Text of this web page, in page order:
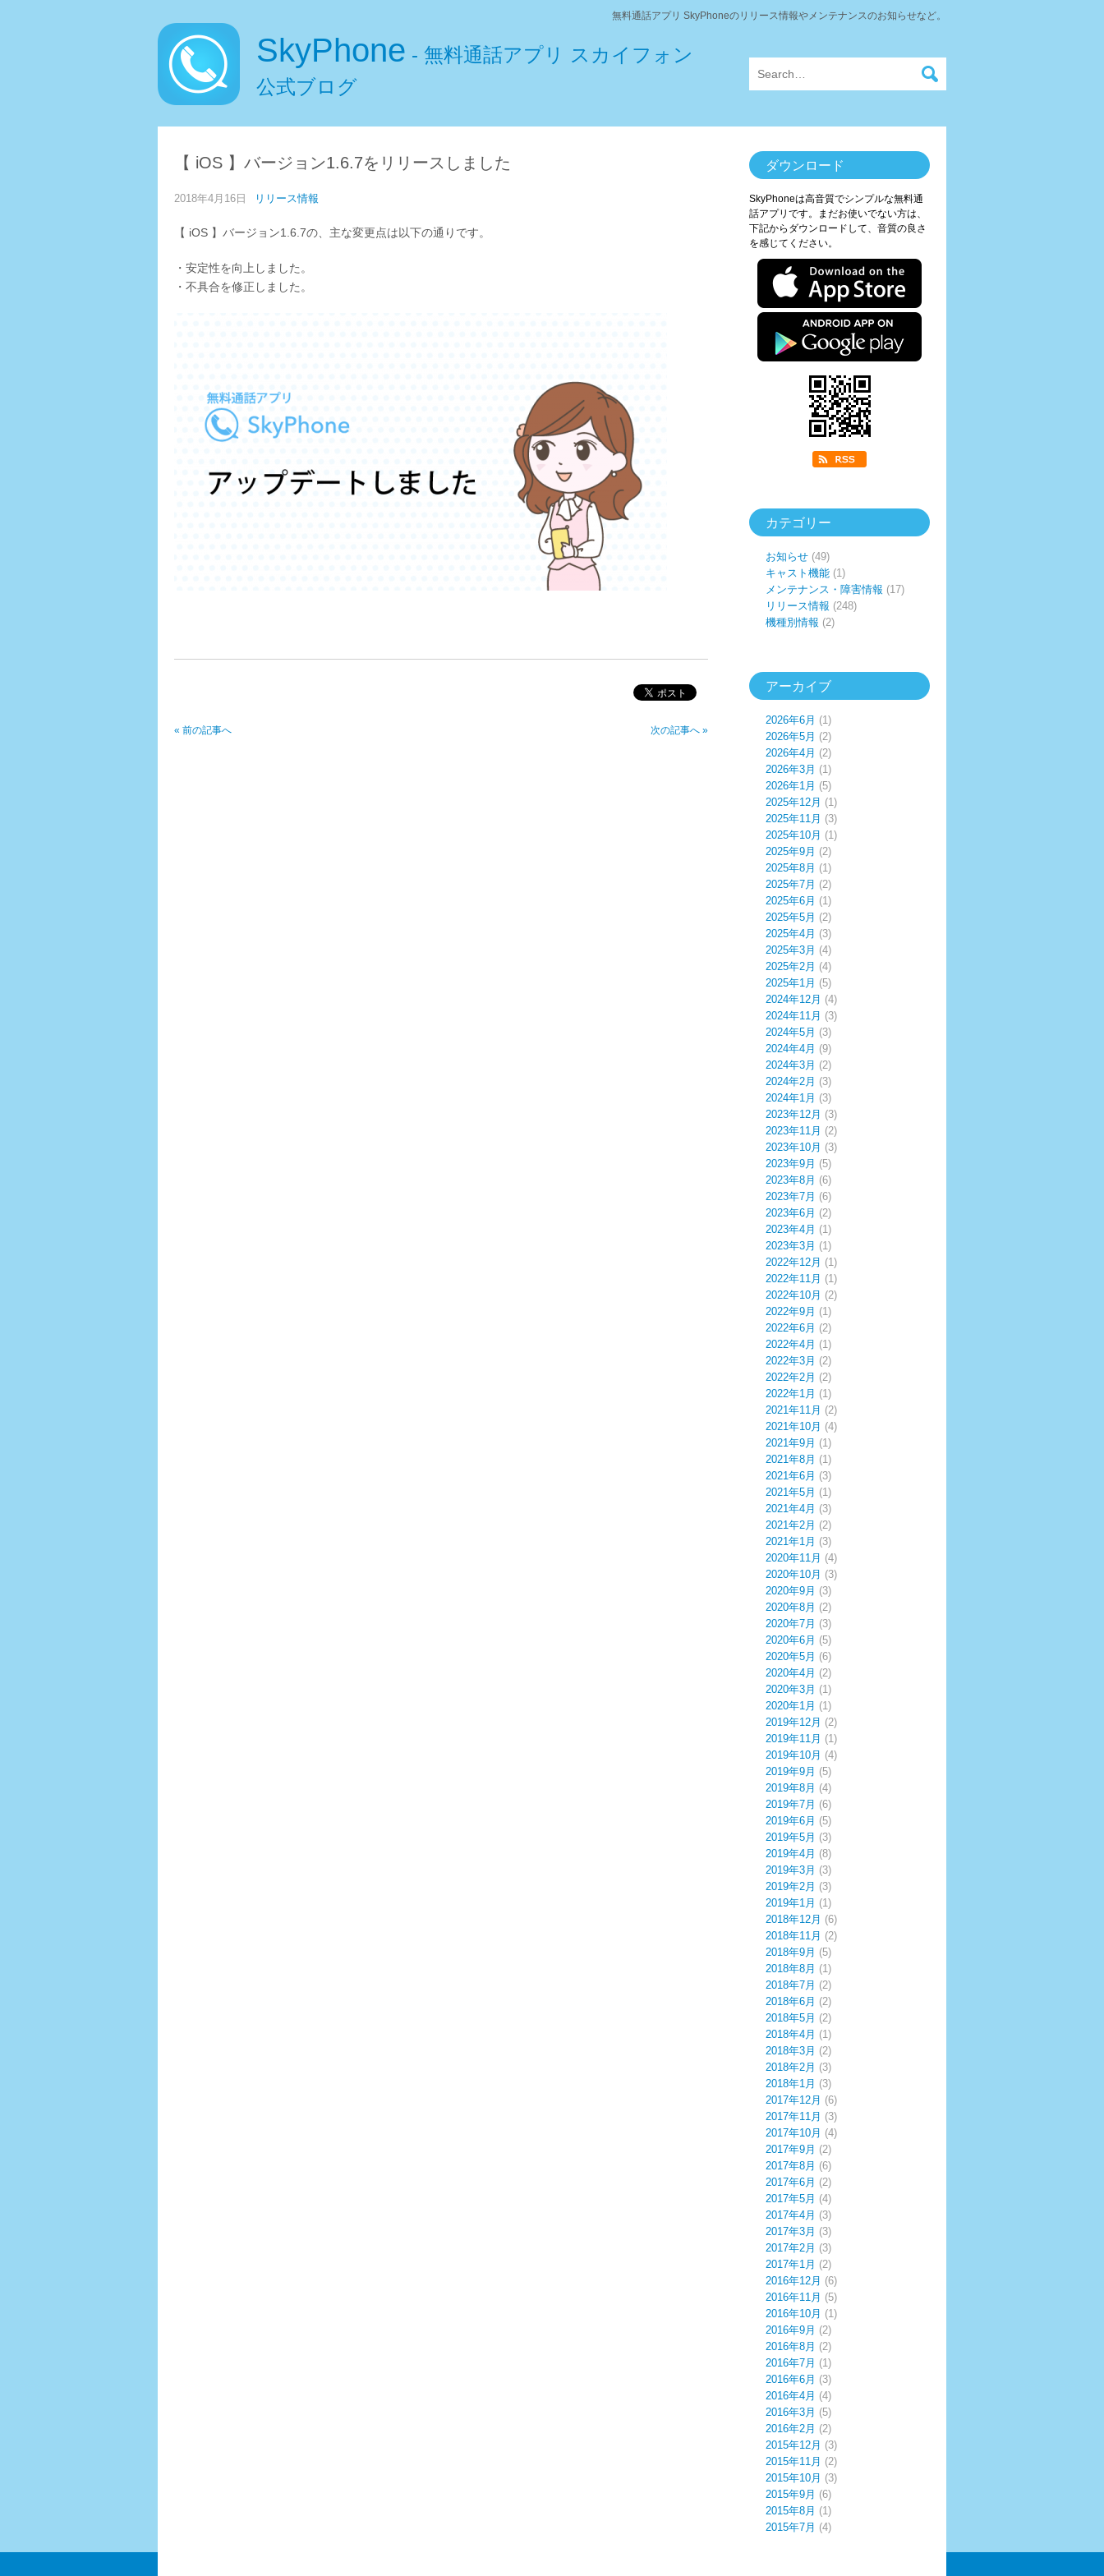
無料通話アプリ SkyPhoneのリリース情報やメンテナンスのお知らせなど。
SkyPhone - 無料通話アプリ スカイフォン
公式ブログ
【 iOS 】バージョン1.6.7をリリースしました
2018年4月16日 リリース情報
【 iOS 】バージョン1.6.7の、主な変更点は以下の通りです。
・安定性を向上しました。
・不具合を修正しました。
« 前の記事へ 次の記事へ »
ダウンロード
SkyPhoneは高音質でシンプルな無料通
話アプリです。まだお使いでない方は、
下記からダウンロードして、音質の良さ
を感じてください。
カテゴリー
お知らせ (49)
キャスト機能 (1)
メンテナンス・障害情報 (17)
リリース情報 (248)
機種別情報 (2)
アーカイブ
2026年6月 (1)
2026年5月 (2)
2026年4月 (2)
2026年3月 (1)
2026年1月 (5)
2025年12月 (1)
2025年11月 (3)
2025年10月 (1)
2025年9月 (2)
2025年8月 (1)
2025年7月 (2)
2025年6月 (1)
2025年5月 (2)
2025年4月 (3)
2025年3月 (4)
2025年2月 (4)
2025年1月 (5)
2024年12月 (4)
2024年11月 (3)
2024年5月 (3)
2024年4月 (9)
2024年3月 (2)
2024年2月 (3)
2024年1月 (3)
2023年12月 (3)
2023年11月 (2)
2023年10月 (3)
2023年9月 (5)
2023年8月 (6)
2023年7月 (6)
2023年6月 (2)
2023年4月 (1)
2023年3月 (1)
2022年12月 (1)
2022年11月 (1)
2022年10月 (2)
2022年9月 (1)
2022年6月 (2)
2022年4月 (1)
2022年3月 (2)
2022年2月 (2)
2022年1月 (1)
2021年11月 (2)
2021年10月 (4)
2021年9月 (1)
2021年8月 (1)
2021年6月 (3)
2021年5月 (1)
2021年4月 (3)
2021年2月 (2)
2021年1月 (3)
2020年11月 (4)
2020年10月 (3)
2020年9月 (3)
2020年8月 (2)
2020年7月 (3)
2020年6月 (5)
2020年5月 (6)
2020年4月 (2)
2020年3月 (1)
2020年1月 (1)
2019年12月 (2)
2019年11月 (1)
2019年10月 (4)
2019年9月 (5)
2019年8月 (4)
2019年7月 (6)
2019年6月 (5)
2019年5月 (3)
2019年4月 (8)
2019年3月 (3)
2019年2月 (3)
2019年1月 (1)
2018年12月 (6)
2018年11月 (2)
2018年9月 (5)
2018年8月 (1)
2018年7月 (2)
2018年6月 (2)
2018年5月 (2)
2018年4月 (1)
2018年3月 (2)
2018年2月 (3)
2018年1月 (3)
2017年12月 (6)
2017年11月 (3)
2017年10月 (4)
2017年9月 (2)
2017年8月 (6)
2017年6月 (2)
2017年5月 (4)
2017年4月 (3)
2017年3月 (3)
2017年2月 (3)
2017年1月 (2)
2016年12月 (6)
2016年11月 (5)
2016年10月 (1)
2016年9月 (2)
2016年8月 (2)
2016年7月 (1)
2016年6月 (3)
2016年4月 (4)
2016年3月 (5)
2016年2月 (2)
2015年12月 (3)
2015年11月 (2)
2015年10月 (3)
2015年9月 (6)
2015年8月 (1)
2015年7月 (4)